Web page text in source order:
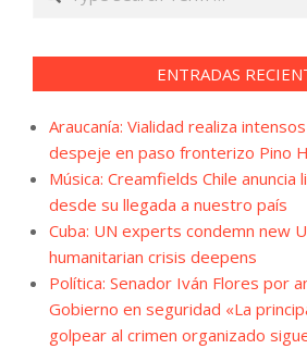
ENTRADAS
Araucanía: Vialidad realiza
despeje en paso fronterizo Pino
Música: Creamfields Chile anuncia
desde su llegada a nuestro país
Cuba: UN experts condemn new
humanitarian crisis deepens
Política: Senador Iván Flores por
Gobierno en seguridad «La
golpear al crimen organizado